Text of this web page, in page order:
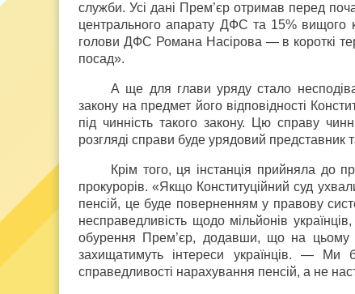
служби. Усі дані Прем’єр отримав перед
центрального апарату ДФС та 15% вищого
голови ДФС Романа Насірова — в короткі
посад».
А ще для глави уряду стало
закону на предмет його відповідності
під чинність такого закону. Цю справу
розгляді справи буде урядовий
Крім того, ця інстанція прийняла до
прокурорів. «Якщо Конституційний суд
пенсій, це буде поверненням у правову
несправедливість щодо мільйонів
обурення Прем’єр, додавши, що на цьому
захищатимуть інтереси українців. — Ми
справедливості нарахування пенсій, а не